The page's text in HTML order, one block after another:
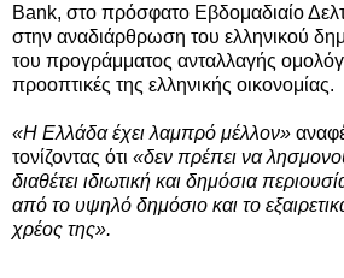
Bank, στο πρόσφατο Εβδομαδιαίο
στην αναδιάρθρωση του ελληνικού
του προγράμματος ανταλλαγής
προοπτικές της ελληνικής οικονομίας.
«Η Ελλάδα έχει λαμπρό μέλλον»
τονίζοντας ότι «δεν πρέπει να
διαθέτει ιδιωτική και δημόσια
από το υψηλό δημόσιο και το
χρέος της».